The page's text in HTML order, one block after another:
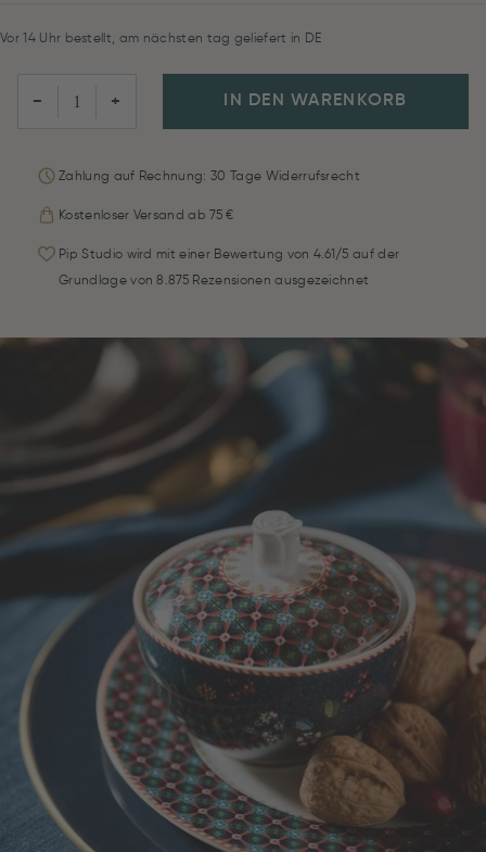
Vor 14 Uhr bestellt, am nächsten tag geliefert in DE
− + IN DEN WARENKORB
Zahlung auf Rechnung: 30 Tage Widerrufsrecht
Kostenloser Versand ab 75 €
Pip Studio wird mit einer Bewertung von 4.61/5 auf der
Grundlage von 8.875 Rezensionen ausgezeichnet